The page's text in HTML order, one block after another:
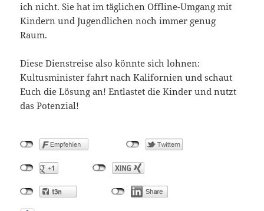
ich nicht. Sie hat im täglichen Offline-Umgang mit
Kindern und Jugendlichen noch immer genug
Raum.
Diese Dienstreise also könnte sich lohnen:
Kultusminister fahrt nach Kalifornien und schaut
Euch die Lösung an! Entlastet die Kinder und nutzt
das Potenzial!